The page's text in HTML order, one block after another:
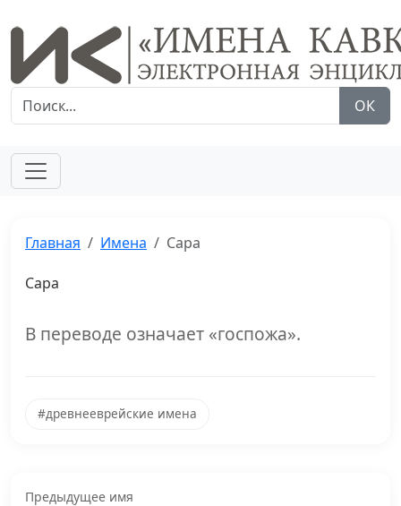
ОК
Главная Имена Сара
Сара
В переводе означает «госпожа».
#древнееврейские имена
Предыдущее имя